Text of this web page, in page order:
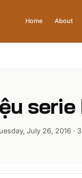
Home About
July 26, 2016 ·